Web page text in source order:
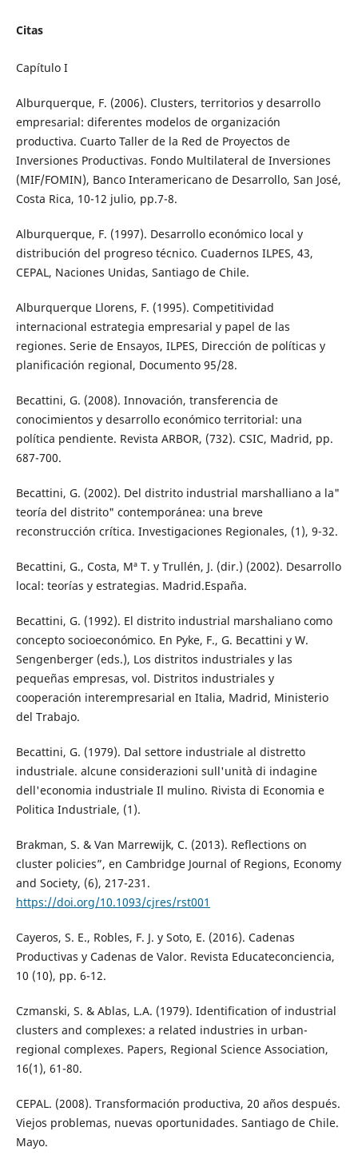
Citas
Capítulo I
Alburquerque, F. (2006). Clusters, territorios y desarrollo
empresarial: diferentes modelos de organización
productiva. Cuarto Taller de la Red de Proyectos de
Inversiones Productivas. Fondo Multilateral de Inversiones
(MIF/FOMIN), Banco Interamericano de Desarrollo, San José,
Costa Rica, 10-12 julio, pp.7-8.
Alburquerque, F. (1997). Desarrollo económico local y
distribución del progreso técnico. Cuadernos ILPES, 43,
CEPAL, Naciones Unidas, Santiago de Chile.
Alburquerque Llorens, F. (1995). Competitividad
internacional estrategia empresarial y papel de las
regiones. Serie de Ensayos, ILPES, Dirección de políticas y
planificación regional, Documento 95/28.
Becattini, G. (2008). Innovación, transferencia de
conocimientos y desarrollo económico territorial: una
política pendiente. Revista ARBOR, (732). CSIC, Madrid, pp.
687-700.
Becattini, G. (2002). Del distrito industrial marshalliano a la"
teoría del distrito" contemporánea: una breve
reconstrucción crítica. Investigaciones Regionales, (1), 9-32.
Becattini, G., Costa, Mª T. y Trullén, J. (dir.) (2002). Desarrollo
local: teorías y estrategias. Madrid.España.
Becattini, G. (1992). El distrito industrial marshaliano como
concepto socioeconómico. En Pyke, F., G. Becattini y W.
Sengenberger (eds.), Los distritos industriales y las
pequeñas empresas, vol. Distritos industriales y
cooperación interempresarial en Italia, Madrid, Ministerio
del Trabajo.
Becattini, G. (1979). Dal settore industriale al distretto
industriale. alcune considerazioni sull'unità di indagine
dell'economia industriale Il mulino. Rivista di Economia e
Politica Industriale, (1).
Brakman, S. & Van Marrewijk, C. (2013). Reflections on
cluster policies”, en Cambridge Journal of Regions, Economy
and Society, (6), 217-231.
https://doi.org/10.1093/cjres/rst001
Cayeros, S. E., Robles, F. J. y Soto, E. (2016). Cadenas
Productivas y Cadenas de Valor. Revista Educateconciencia,
10 (10), pp. 6-12.
Czmanski, S. & Ablas, L.A. (1979). Identification of industrial
clusters and complexes: a related industries in urban-
regional complexes. Papers, Regional Science Association,
16(1), 61-80.
CEPAL. (2008). Transformación productiva, 20 años después.
Viejos problemas, nuevas oportunidades. Santiago de Chile.
Mayo.